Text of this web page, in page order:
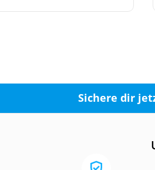
Sichere dir